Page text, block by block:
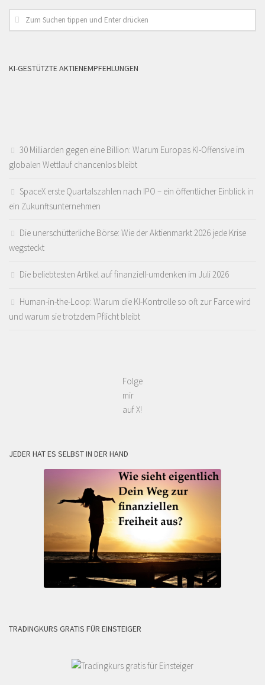
KI-GESTÜTZTE AKTIENEMPFEHLUNGEN
30 Milliarden gegen eine Billion: Warum Europas KI-Offensive im
globalen Wettlauf chancenlos bleibt
SpaceX erste Quartalszahlen nach IPO – ein öffentlicher Einblick in
ein Zukunftsunternehmen
Die unerschütterliche Börse: Wie der Aktienmarkt 2026 jede Krise
wegsteckt
Die beliebtesten Artikel auf finanziell-umdenken im Juli 2026
Human-in-the-Loop: Warum die KI-Kontrolle so oft zur Farce wird
und warum sie trotzdem Pflicht bleibt
Folge
mir
auf X!
JEDER HAT ES SELBST IN DER HAND
TRADINGKURS GRATIS FÜR EINSTEIGER